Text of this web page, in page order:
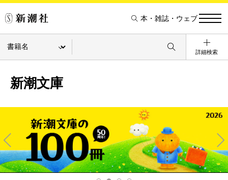
本・雑誌・ウェブ
詳細検索
新潮文庫
Pre
v
Ne
xt